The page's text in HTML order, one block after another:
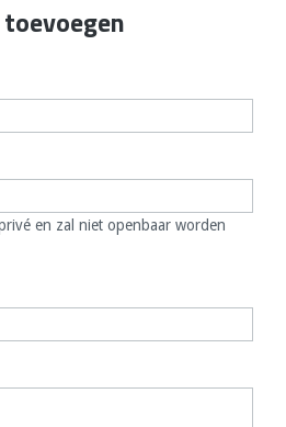
en zal niet openbaar worden